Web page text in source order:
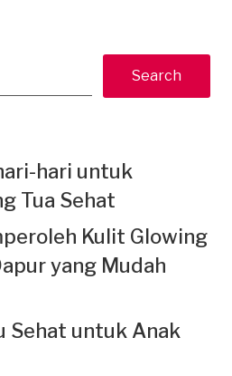
Search
hari untuk
Tua Sehat
Kulit Glowing
yang Mudah
Sehat untuk Anak